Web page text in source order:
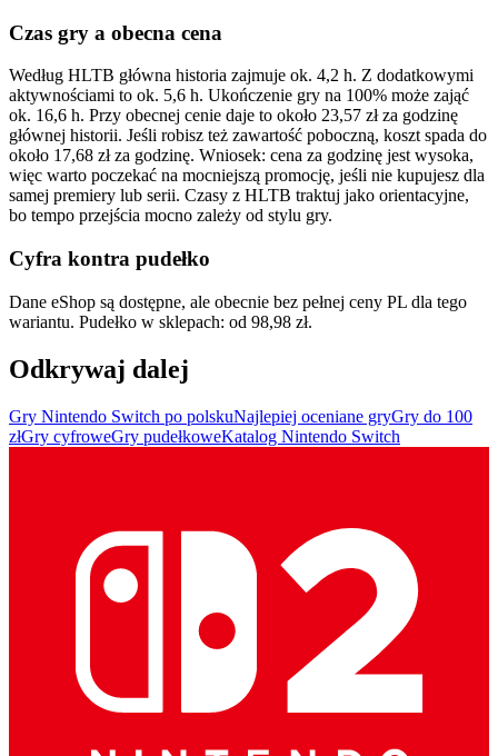
Czas gry a obecna cena
Według HLTB główna historia zajmuje ok. 4,2 h. Z dodatkowymi
aktywnościami to ok. 5,6 h. Ukończenie gry na 100% może zająć
ok. 16,6 h. Przy obecnej cenie daje to około 23,57 zł za godzinę
głównej historii. Jeśli robisz też zawartość poboczną, koszt spada do
około 17,68 zł za godzinę. Wniosek: cena za godzinę jest wysoka,
więc warto poczekać na mocniejszą promocję, jeśli nie kupujesz dla
samej premiery lub serii. Czasy z HLTB traktuj jako orientacyjne,
bo tempo przejścia mocno zależy od stylu gry.
Cyfra kontra pudełko
Dane eShop są dostępne, ale obecnie bez pełnej ceny PL dla tego
wariantu. Pudełko w sklepach: od 98,98 zł.
Odkrywaj dalej
Gry Nintendo Switch po polskuNajlepiej oceniane gryGry do 100
złGry cyfroweGry pudełkoweKatalog Nintendo Switch